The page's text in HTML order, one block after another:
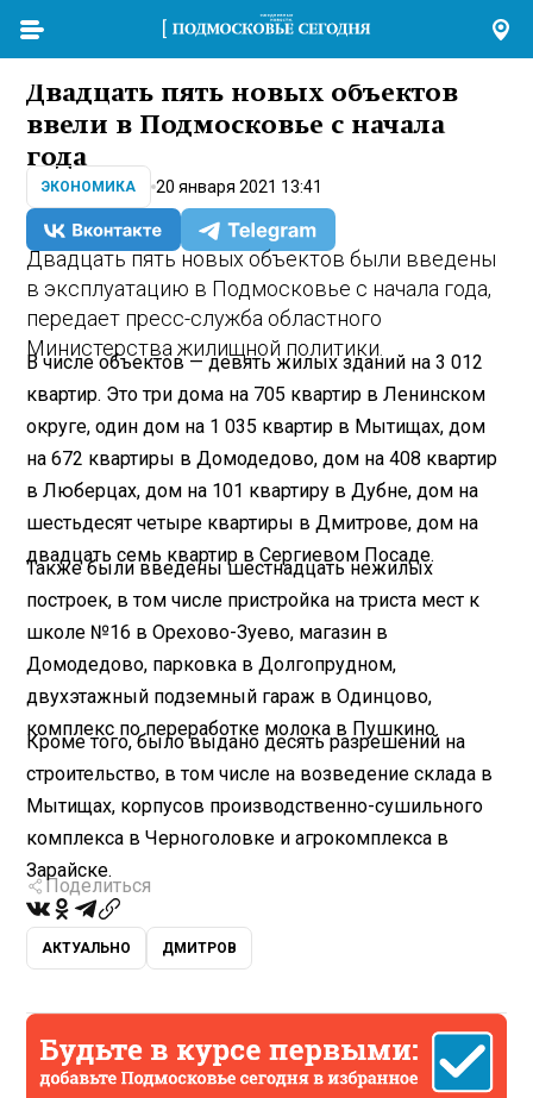
Двадцать пять новых объектов
ввели в Подмосковье с начала
года
ЭКОНОМИКА 20 января 2021 13:41
Двадцать пять новых объектов были введены
в эксплуатацию в Подмосковье с начала года,
передает пресс-служба областного
Министерства жилищной политики.
В числе объектов — девять жилых зданий на 3 012
квартир. Это три дома на 705 квартир в Ленинском
округе, один дом на 1 035 квартир в Мытищах, дом
на 672 квартиры в Домодедово, дом на 408 квартир
в Люберцах, дом на 101 квартиру в Дубне, дом на
шестьдесят четыре квартиры в Дмитрове, дом на
двадцать семь квартир в Сергиевом Посаде.
Также были введены шестнадцать нежилых
построек, в том числе пристройка на триста мест к
школе №16 в Орехово-Зуево, магазин в
Домодедово, парковка в Долгопрудном,
двухэтажный подземный гараж в Одинцово,
комплекс по переработке молока в Пушкино.
Кроме того, было выдано десять разрешений на
строительство, в том числе на возведение склада в
Мытищах, корпусов производственно-сушильного
комплекса в Черноголовке и агрокомплекса в
Зарайске.
Поделиться
АКТУАЛЬНО ДМИТРОВ